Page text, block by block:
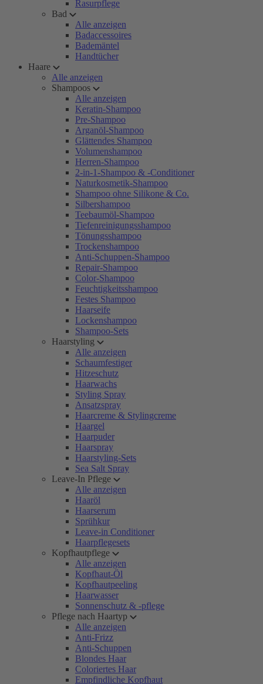
Rasurpflege
Bad
Alle anzeigen
Badaccessoires
Bademäntel
Handtücher
Haare
Alle anzeigen
Shampoos
Alle anzeigen
Keratin-Shampoo
Pre-Shampoo
Arganöl-Shampoo
Glättendes Shampoo
Volumenshampoo
Herren-Shampoo
2-in-1-Shampoo & -Conditioner
Naturkosmetik-Shampoo
Shampoo ohne Silikone & Co.
Silbershampoo
Teebaumöl-Shampoo
Tiefenreinigungsshampoo
Tönungsshampoo
Trockenshampoo
Anti-Schuppen-Shampoo
Repair-Shampoo
Color-Shampoo
Feuchtigkeitsshampoo
Festes Shampoo
Haarseife
Lockenshampoo
Shampoo-Sets
Haarstyling
Alle anzeigen
Schaumfestiger
Hitzeschutz
Haarwachs
Styling Spray
Ansatzspray
Haarcreme & Stylingcreme
Haargel
Haarpuder
Haarspray
Haarstyling-Sets
Sea Salt Spray
Leave-In Pflege
Alle anzeigen
Haaröl
Haarserum
Sprühkur
Leave-in Conditioner
Haarpflegesets
Kopfhautpflege
Alle anzeigen
Kopfhaut-Öl
Kopfhautpeeling
Haarwasser
Sonnenschutz & -pflege
Pflege nach Haartyp
Alle anzeigen
Anti-Frizz
Anti-Schuppen
Blondes Haar
Coloriertes Haar
Empfindliche Kopfhaut